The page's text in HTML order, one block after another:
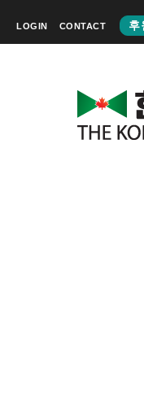
LOGIN CONTACT 후